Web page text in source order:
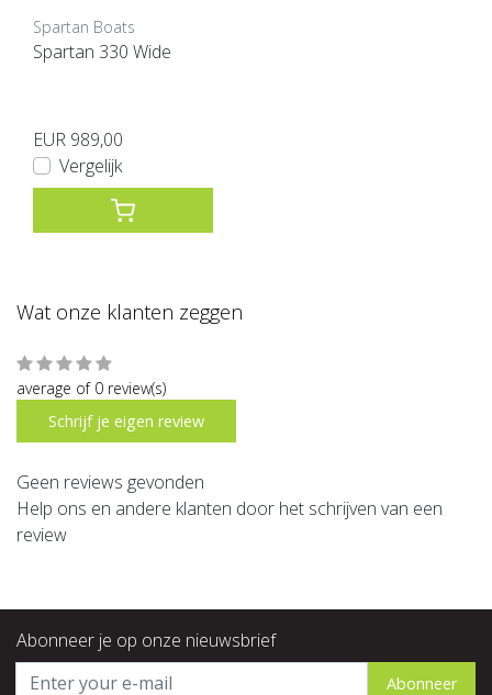
Spartan Boats
Spartan 330 Wide
EUR 989,00
Vergelijk
Wat onze klanten zeggen
average of 0 review(s)
Schrijf je eigen review
Geen reviews gevonden
Help ons en andere klanten door het schrijven van een
review
Abonneer je op onze nieuwsbrief
Abonneer